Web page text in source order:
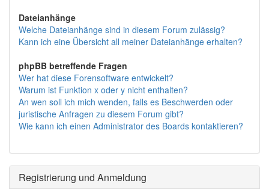
Dateianhänge
Welche Dateianhänge sind in diesem Forum zulässig?
Kann ich eine Übersicht all meiner Dateianhänge erhalten?
phpBB betreffende Fragen
Wer hat diese Forensoftware entwickelt?
Warum ist Funktion x oder y nicht enthalten?
An wen soll ich mich wenden, falls es Beschwerden oder
juristische Anfragen zu diesem Forum gibt?
Wie kann ich einen Administrator des Boards kontaktieren?
Registrierung und Anmeldung